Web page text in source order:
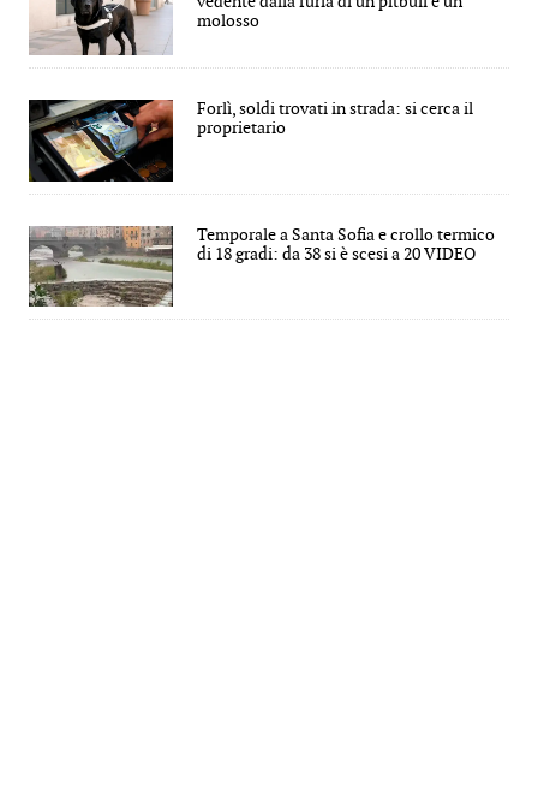
molosso
Forlì, soldi trovati in strada: si cerca il
proprietario
Temporale a Santa Sofia e crollo termico
di 18 gradi: da 38 si è scesi a 20 VIDEO